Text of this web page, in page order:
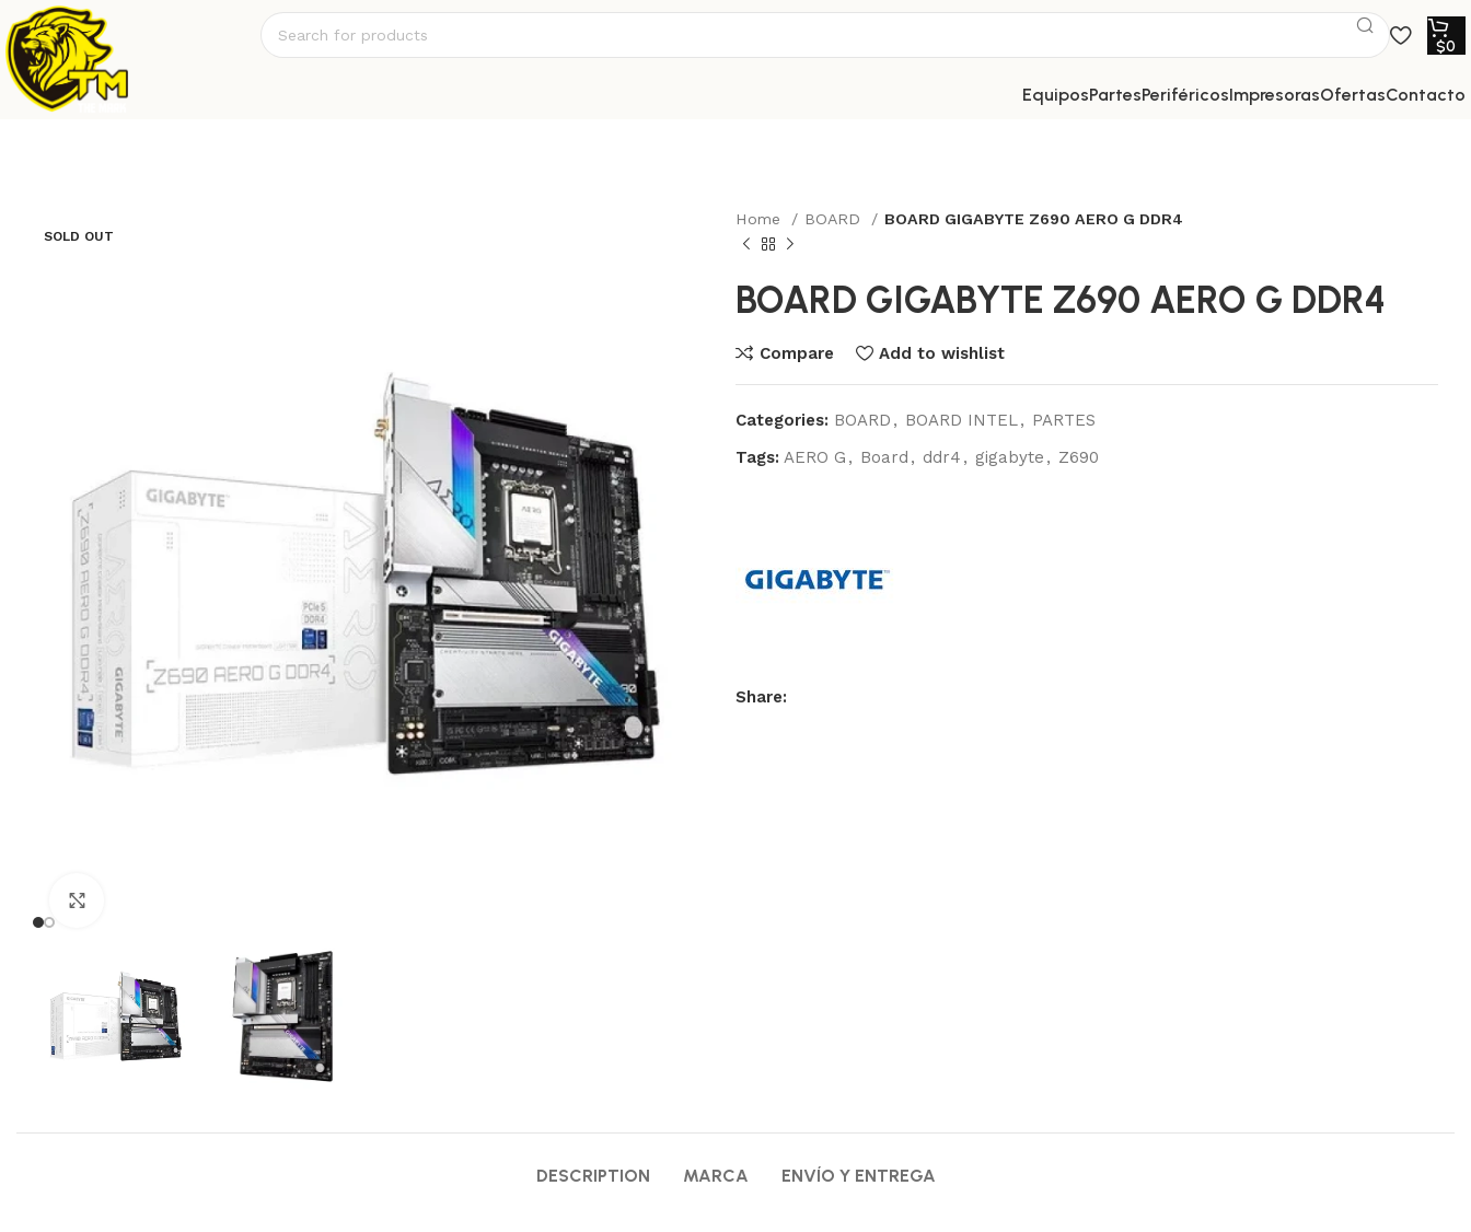
$0
equipos partes periféricos impresoras ofertas contacto
SOLD OUT
Home BOARD BOARD GIGABYTE Z690 AERO G DDR4
BOARD GIGABYTE Z690 AERO G DDR4
Compare Add to wishlist
Categories: BOARD , BOARD INTEL, PARTES
Tags: AERO G , Board , ddr4 , gigabyte , Z690
Share:
DESCRIPTION MARCA ENVÍO Y ENTREGA